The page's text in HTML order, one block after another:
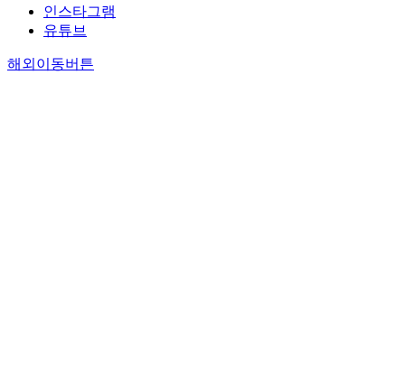
인스타그램
유튜브
해외이동버튼